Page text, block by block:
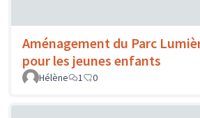
Aménagement du Parc
pour les jeunes enfants
Hélène
1 0